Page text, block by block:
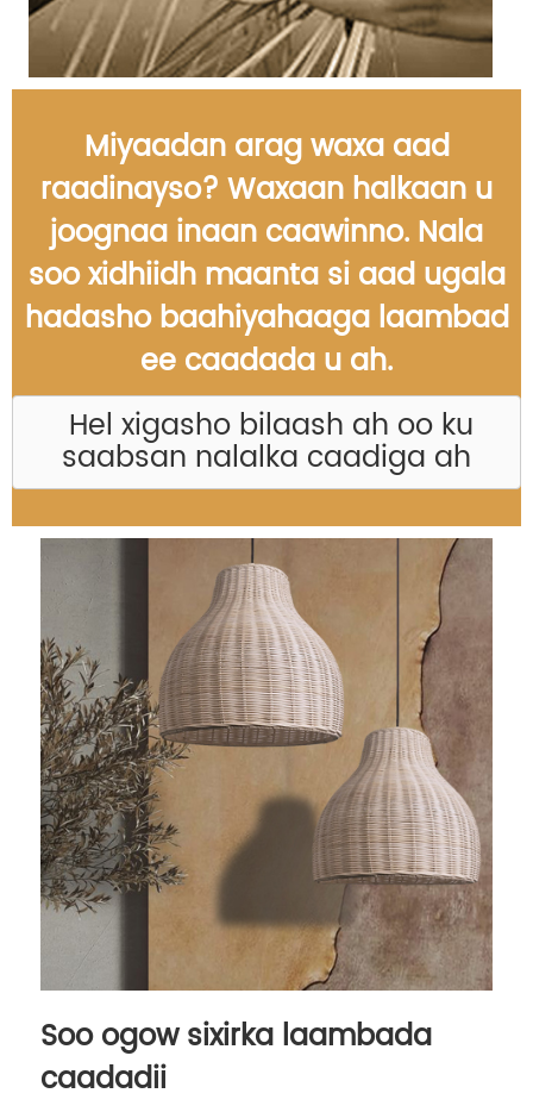
Miyaadan arag waxa aad
raadinayso? Waxaan halkaan u
joognaa inaan caawinno. Nala
soo xidhiidh maanta si aad ugala
hadasho baahiyahaaga laambad
ee caadada u ah.
Hel xigasho bilaash ah oo ku
saabsan nalalka caadiga ah
Soo ogow sixirka laambada
caadadii